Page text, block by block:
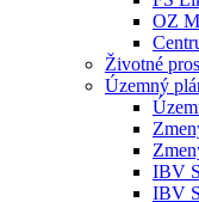
OZ
Životné
Územný
IBV
IBV